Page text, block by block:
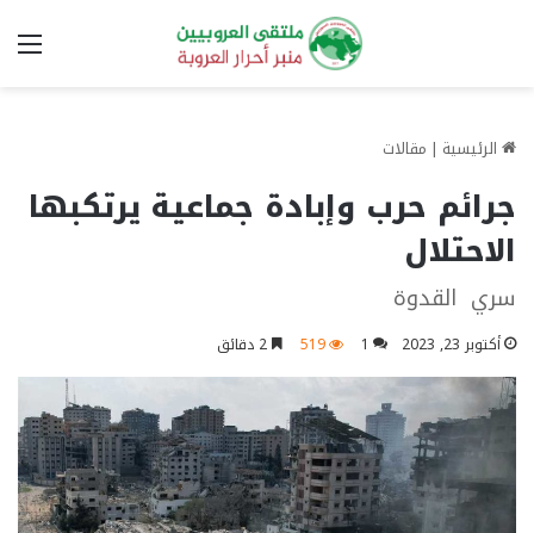
الرئيسية | مقالات
جرائم حرب وإبادة جماعية يرتكبها
الاحتلال
سري القدوة
أكتوبر 23, 2023 1
519